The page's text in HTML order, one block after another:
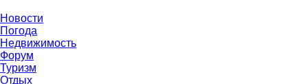
Новости
Погода
Недвижимость
Форум
Туризм
Отдых